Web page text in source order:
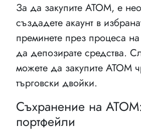
За да закупите ATOM, е
създадете акаунт в
преминете през процеса
да депозирате средства.
можете да закупите ATOM
търговски двойки.
Съхранение на
портфейли